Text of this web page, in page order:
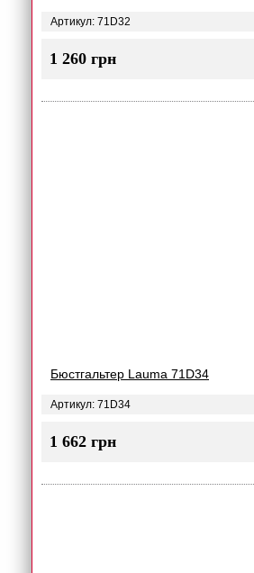
Артикул: 71D32
1 260 грн
Бюстгальтер Lauma 71D34
Артикул: 71D34
1 662 грн